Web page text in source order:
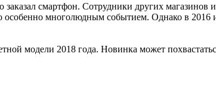
смартфон. Сотрудники других магазинов
многолюдным событием. Однако в
модели 2018 года. Новинка может